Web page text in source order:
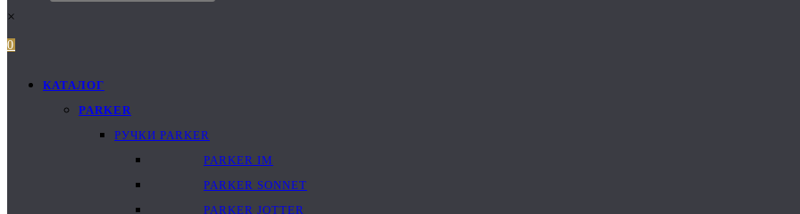
×
0
КАТАЛОГ
PARKER
РУЧКИ PARKER
PARKER IM
PARKER SONNET
PARKER JOTTER